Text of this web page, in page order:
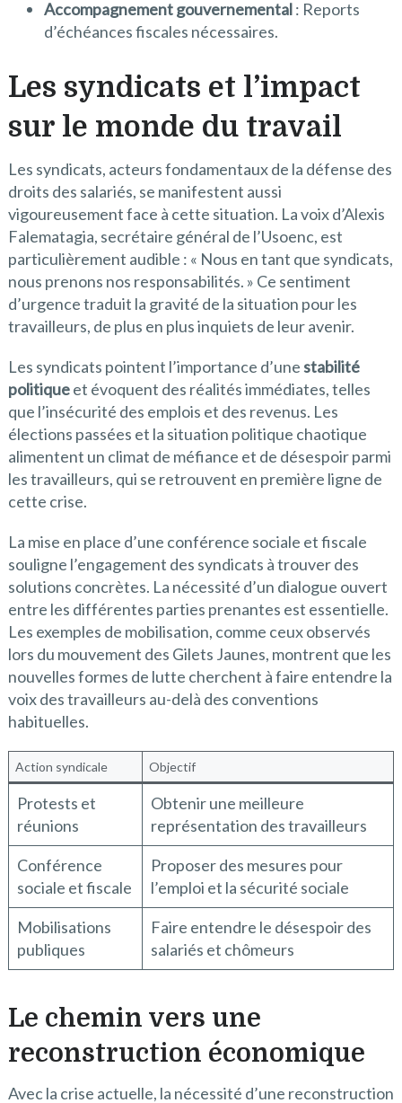
Accompagnement gouvernemental: Reports
d’échéances fiscales nécessaires.
Les syndicats et l’impact
sur le monde du travail
Les syndicats, acteurs fondamentaux de la défense des
droits des salariés, se manifestent aussi
vigoureusement face à cette situation. La voix d’Alexis
Falematagia, secrétaire général de l’Usoenc, est
particulièrement audible : « Nous en tant que syndicats,
nous prenons nos responsabilités. » Ce sentiment
d’urgence traduit la gravité de la situation pour les
travailleurs, de plus en plus inquiets de leur avenir.
Les syndicats pointent l’importance d’unestabilité
politiqueet évoquent des réalités immédiates, telles
que l’insécurité des emplois et des revenus. Les
élections passées et la situation politique chaotique
alimentent un climat de méfiance et de désespoir parmi
les travailleurs, qui se retrouvent en première ligne de
cette crise.
La mise en place d’une conférence sociale et fiscale
souligne l’engagement des syndicats à trouver des
solutions concrètes. La nécessité d’un dialogue ouvert
entre les différentes parties prenantes est essentielle.
Les exemples de mobilisation, comme ceux observés
lors du mouvement des Gilets Jaunes, montrent que les
nouvelles formes de lutte cherchent à faire entendre la
voix des travailleurs au-delà des conventions
habituelles.
Action syndicale Objectif
Protests et
réunions
Obtenir une meilleure
représentation des travailleurs
Conférence
sociale et fiscale
Proposer des mesures pour
l’emploi et la sécurité sociale
Mobilisations
publiques
Faire entendre le désespoir des
salariés et chômeurs
Le chemin vers une
reconstruction économique
Avec la crise actuelle, la nécessité d’une reconstruction